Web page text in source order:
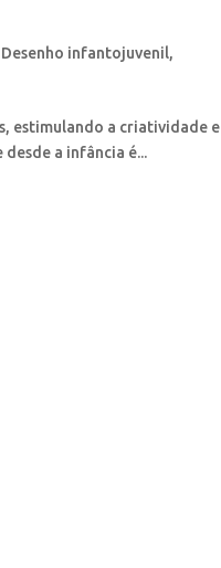
Desenho infantojuvenil,
estimulando a criatividade e
a infância é...